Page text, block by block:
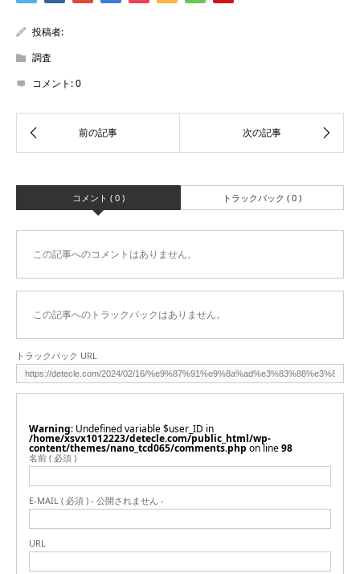
投稿者:
調査
コメント:0
コメント ( 0 ) トラックバック ( 0 )
この記事へのコメントはありません。
この記事へのトラックバックはありません。
トラックバック URL
Warning : Undefined variable $user_ID in
/home/xsvx1012223/detecle.com/public_html/wp-
content/themes/nano_tcd065/comments.php on line98
名前 ( 必須 )
E-MAIL ( 必須 ) - 公開されません -
URL